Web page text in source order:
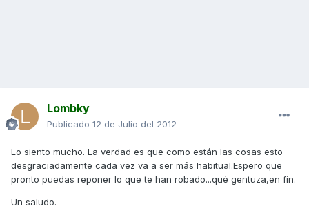
Lombky
Publicado 12 de Julio del 2012
Lo siento mucho. La verdad es que como están las cosas esto
desgraciadamente cada vez va a ser más habitual.Espero que
pronto puedas reponer lo que te han robado...qué gentuza,en fin.
Un saludo.